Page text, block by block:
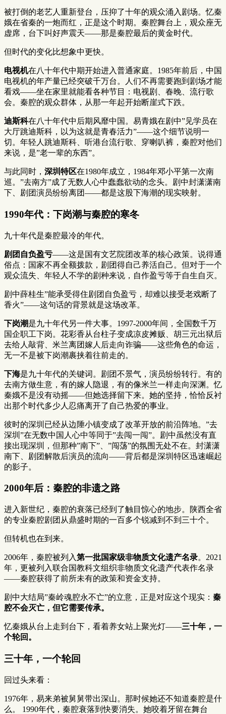
被打倒的老艺人重新登台，压抑了十年的观众涌入剧场。忆秦
娥在省秦的一炮而红，正是这个时期。秦腔舞台上，观众座无
虚席，台下叫好声震天——那是秦腔最后的黄金时代。
但时代的变化比想象中更快。
电视机在八十年代中期开始进入普通家庭。1985年前后，中国
电视机的年产量已经突破千万台。人们不再需要跑到剧场才能
看戏——坐在家里就能看各种节目：电视剧、春晚、流行歌
会。秦腔的观众群体，从那一年起开始断崖式下跌。
迪斯科在八十年代中后期风靡中国。易青娥在剧中”见学员在
大厅跳迪斯科，以为这就是青春活力”——这个细节说明一
切。年轻人跳迪斯科、听港台流行歌、穿喇叭裤，秦腔对他们
来说，是”老一辈的东西”。
与此同时， 深圳特区在1980年成立，1984年邓小平第一次南
巡。”去南方”成了无数人心中蠢蠢欲动的念头。剧中封潇潇南
下、剧团演员纷纷离团——都是这股下海潮的现实映射。
1990年代：下岗潮与秦腔的寒冬
九十年代是秦腔最冷的年代。
剧团自负盈亏——这是国有文艺院团改革的核心政策。说得通
俗点：国家不再全额拨款，剧团得自己养活自己。但对于一个
观众流失、年轻人不学的剧种来说，自作盈亏等于自生自灭。
剧中薛桂生”能承受得住剧团自负盈亏，却难以接受老戏断了
香火”——这句话的背景就是这场改革。
下岗潮是九十年代另一件大事。1997-2000年间，全国数千万
国企职工下岗。花彩香从台柱子变成凉皮摊贩、胡三元出狱后
去给人敲背、米兰离团嫁人后走向诈骗——这些角色的命运，
无一不是被下岗潮裹挟着往前走的。
下海是九十年代的关键词。剧团不景气，演员纷纷转行。有的
去南方做生意，有的嫁人隐退，有的像米兰一样走向深渊。忆
秦娥不是没有动摇——但她选择留下来。她的坚持，恰恰反衬
出那个时代多少人忍痛离开了自己热爱的事业。
彼时的深圳已经从边陲小镇变成了改革开放的前沿阵地。”去
深圳”在无数中国人心中等同于”去闯一闯”。剧中虽然没有直
接出现深圳，但那种”南下”、”闯荡”的氛围无处不在。封潇潇
南下、剧团解散后演员的流向——背后都是深圳特区迅速崛起
的影子。
2000年后：秦腔的非遗之路
进入新世纪，秦腔的衰落已经到了触目惊心的地步。陕西全省
的专业秦腔剧团从鼎盛时期的一百多个锐减到不到三十个。
但转机也在到来。
2006年，秦腔被列入第一批国家级非物质文化遗产名录。2021
年，更被列入联合国教科文组织非物质文化遗产代表作名录
——秦腔获得了前所未有的政策和资金支持。
剧中大结局”秦岭魂腔永不亡”的立意，正是对应这个现实： 秦
腔不会灭亡，但它需要传承。
忆秦娥从台上走到台下，看着养女站上聚光灯——三十年，一
个轮回。
三十年，一个轮回
回过头来看：
1976年，易来弟被舅舅带出深山。那时候她还不知道秦腔是什
么。 1990年代，秦腔衰落到快要消失。她咬着牙留在舞台